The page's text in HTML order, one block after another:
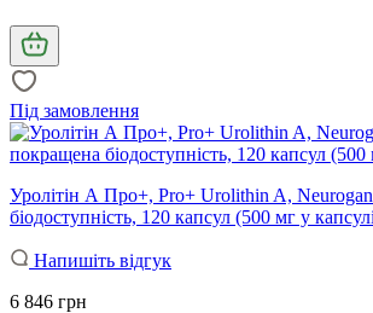
Під замовлення
Уролітін А Про+, Pro+ Urolithin A,
біодоступність, 120 капсул (500 мг у
Напишіть відгук
6 846 грн